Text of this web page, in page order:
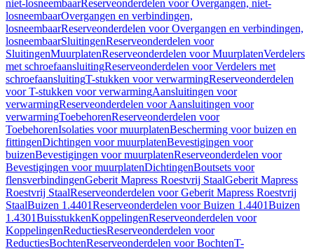
niet-losneembaarReserveonderdelen voor Overgangen, niet-
losneembaarOvergangen en verbindingen,
losneembaarReserveonderdelen voor Overgangen en verbindingen,
losneembaarSluitingenReserveonderdelen voor
SluitingenMuurplatenReserveonderdelen voor MuurplatenVerdelers
met schroefaansluitingReserveonderdelen voor Verdelers met
schroefaansluitingT-stukken voor verwarmingReserveonderdelen
voor T-stukken voor verwarmingAansluitingen voor
verwarmingReserveonderdelen voor Aansluitingen voor
verwarmingToebehorenReserveonderdelen voor
ToebehorenIsolaties voor muurplatenBescherming voor buizen en
fittingenDichtingen voor muurplatenBevestigingen voor
buizenBevestigingen voor muurplatenReserveonderdelen voor
Bevestigingen voor muurplatenDichtingenBoutsets voor
flensverbindingenGeberit Mapress Roestvrij StaalGeberit Mapress
Roestvrij StaalReserveonderdelen voor Geberit Mapress Roestvrij
StaalBuizen 1.4401Reserveonderdelen voor Buizen 1.4401Buizen
1.4301BuisstukkenKoppelingenReserveonderdelen voor
KoppelingenReductiesReserveonderdelen voor
ReductiesBochtenReserveonderdelen voor BochtenT-